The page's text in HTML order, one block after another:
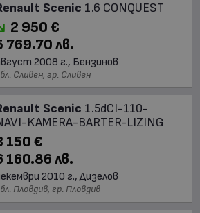
Scenic 1.6 CONQUEST
2 950 €
769.70 лв.
2008 г., Бензинов
Сливен, гр. Сливен
Scenic 1.5dCI-110-
KAMERA-BARTER-LIZING
150 €
160.86 лв.
2010 г., Дизелов
Пловдив, гр. Пловдив